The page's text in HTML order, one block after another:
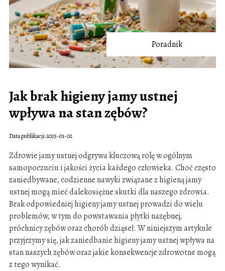
Poradnik
Jak brak higieny jamy ustnej
wpływa na stan zębów?
Data publikacji: 2025-01-02
Zdrowie jamy ustnej odgrywa kluczową rolę w ogólnym
samopoczuciu i jakości życia każdego człowieka. Choć często
zaniedbywane, codzienne nawyki związane z higieną jamy
ustnej mogą mieć dalekosiężne skutki dla naszego zdrowia.
Brak odpowiedniej higieny jamy ustnej prowadzi do wielu
problemów, w tym do powstawania płytki nazębnej,
próchnicy zębów oraz chorób dziąseł. W niniejszym artykule
przyjrzymy się, jak zaniedbanie higieny jamy ustnej wpływa na
stan naszych zębów oraz jakie konsekwencje zdrowotne mogą
z tego wynikać.